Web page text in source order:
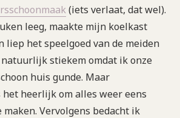
(iets verlaat, dat wel).
leeg, maakte mijn koelkast
liep het speelgoed van de meiden
stiekem omdat ik onze
huis gunde. Maar
heerlijk om alles weer eens
Vervolgens bedacht ik